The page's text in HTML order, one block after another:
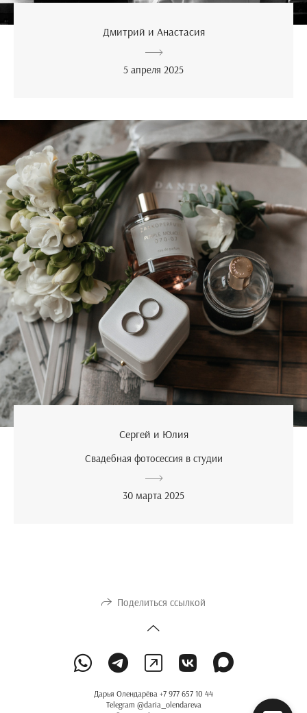
Дмитрий и Анастасия
5 апреля 2025
Сергей и Юлия
Свадебная фотосессия в студии
30 марта 2025
Поделиться ссылкой
Дарья Олендарёва +7 977 657 10 44
Telegram @daria_olendareva